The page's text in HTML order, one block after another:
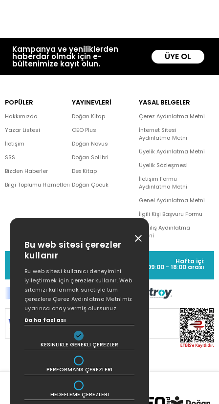
Kampanya ve yeniliklerden
haberdar olmak için e-
bültenimize kayıt olun.
ÜYE OL
POPÜLER
Hakkımızda
Yazar Listesi
İletişim
SSS
Bizden Haberler
Bilgi Toplumu Hizmetleri
YAYINEVLERİ
Doğan Kitap
CEO Plus
Doğan Novus
Doğan SoLibri
Dex Kitap
Doğan Çocuk
YASAL BELGELER
Çerez Aydınlatma Metni
İnternet Sitesi
Aydınlatma Metni
Üyelik Aydınlatma Metni
Üyelik Sözleşmesi
İletişim Formu
Aydınlatma Metni
Genel Aydınlatma Metni
İlgili Kişi Başvuru Formu
Çekiliş Aydınlatma
Metni
MÜŞTERİ HİZMETLERİ
(0212) 373 77 00
Hafta içi:
09:00 - 18:00 arası
SİTEMİZ
KORUNMAKTADIR.
Bu web sitesi çerezler
kullanır
Bu web sitesi kullanıcı deneyimini
iyileştirmek için çerezler kullanır. Web
sitemizi kullanmak suretiyle tüm
çerezlere Çerez Aydınlatma Metnimiz
uyarınca onay vermiş olursunuz.
Daha fazlası
KESINLIKLE GEREKLI ÇEREZLER
PERFORMANS ÇEREZLERI
HEDEFLEME ÇEREZLERI